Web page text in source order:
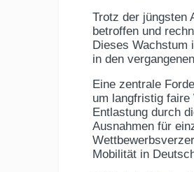
Trotz der jüngsten
betroffen und
Dieses Wachstum
in den
Eine zentrale
um langfristig faire
Entlastung durch
Ausnahmen für
Mobilität in